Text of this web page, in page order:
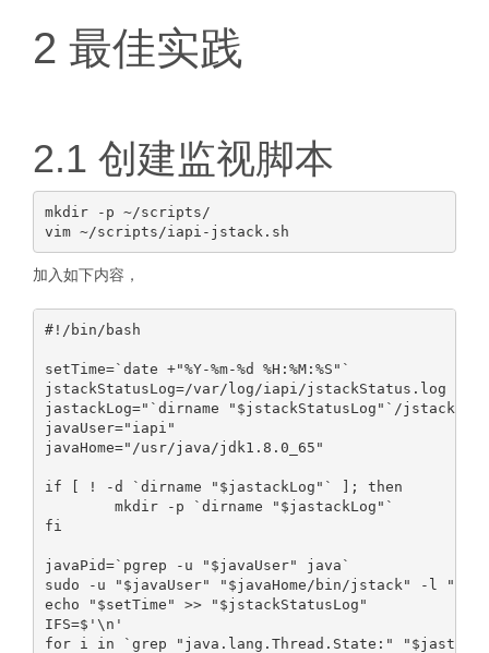
2 最佳实践
2.1 创建监视脚本
mkdir -p ~/scripts/
加入如下内容，
#!/bin/bash
setTime=`date +"%Y-%m-%d %H:%M:%S"`
jstackStatusLog=/var/log/iapi/jstackStatus.log
jastackLog="`dirname "$jstackStatusLog"`/jstack/
javaUser="iapi"
javaHome="/usr/java/jdk1.8.0_65"
if [ ! -d `dirname "$jastackLog"` ]; then
        mkdir -p `dirname "$jastackLog"`
fi
javaPid=`pgrep -u "$javaUser" java`
sudo -u "$javaUser" "$javaHome/bin/jstack" -l
echo "$setTime" >> "$jstackStatusLog"
IFS=$'\n'
for i in `grep "java.lang.Thread.State:"